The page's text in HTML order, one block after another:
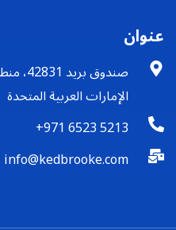
عنوان
صندوق
الإمارات العربية المتحدة
+971 6523 5213
info@kedbrooke.com